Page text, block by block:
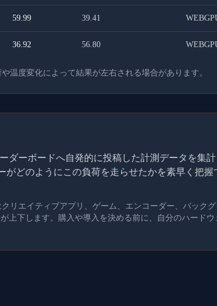
59.99 39.41
36.92 56.80
温度変化によって結果が左右される場合があります。
ダーボードへ自発的に投稿した計測データを集
どのようにこの負荷を走らせたかを素早く把握
リエイティブアプリ、ゲーム、エンコーダー、バックグ
上下します。購入や導入を決める前に、自分のハードウ